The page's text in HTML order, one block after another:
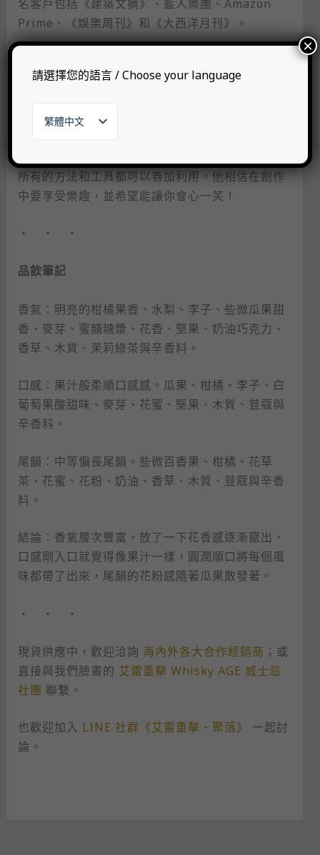
名客戶包括《建築文摘》、藍人樂團、Amazon
Prime、《娛樂周刊》和《大西洋月刊》。
Besson、Imperial Boy、宮崎駿、Roger
尼、義大利、沙烏地阿拉伯和加拿大的他，近期創
作風格可以稱為「逃避現實的奇幻寫實主義」。
所有的方法和工具都可以善加利用。他相信在創作
中要享受樂趣，並希望能讓你會心一笑！
・ ・ ・
品飲筆記
香氣：明亮的柑橘果香、水梨、李子、些微瓜果甜
香、麥芽、蜜糖糖漿、花香、堅果、奶油巧克力、
香草、木質、茉莉綠茶與辛香料。
口感：果汁般柔順口感感。瓜果、柑橘、李子、白
葡萄果酸甜味、麥芽、花蜜、堅果、木質、荳蔻與
辛香料。
尾韻：中等偏長尾韻。些微百香果、柑橘、花草
茶、花蜜、花粉、奶油、香草、木質、荳蔻與辛香
料。
結論：香氣層次豐富，放了一下花香感逐漸竄出，
口感剛入口就覺得像果汁一樣，圓潤順口將每個風
味都帶了出來，尾韻的花粉感隨著瓜果散發著。
・ ・ ・
現貨供應中，歡迎洽詢 海內外各大合作經銷商 ；或
直接與我們臉書的 艾雷重擊 Whisky AGE 威士忌
社團 聯繫。
也歡迎加入 LINE 社群《艾雷重擊・聚落》
一起討
論。
請選擇您的語言 / Choose your language
繁體中文
English
한국어
×